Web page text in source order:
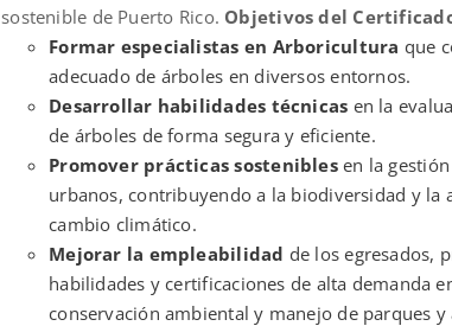
sostenible de Puerto Rico. Objetivos del
Formar especialistas en Arboricultura que
adecuado de árboles en diversos entornos.
Desarrollar habilidades técnicas en la
de árboles de forma segura y eficiente.
Promover prácticas sosteniblesen la
urbanos, contribuyendo a la biodiversidad y la
cambio climático.
Mejorar la empleabilidad de los egresados,
habilidades y certificaciones de alta demanda
conservación ambiental y manejo de parques y